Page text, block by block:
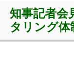
知事記者会
タリング体